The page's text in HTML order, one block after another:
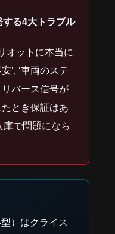
る4大トラブル
オットに本当に
’, ‘車両のステ
バース信号が
たとき保証はあ
で問題になら
）はクライス